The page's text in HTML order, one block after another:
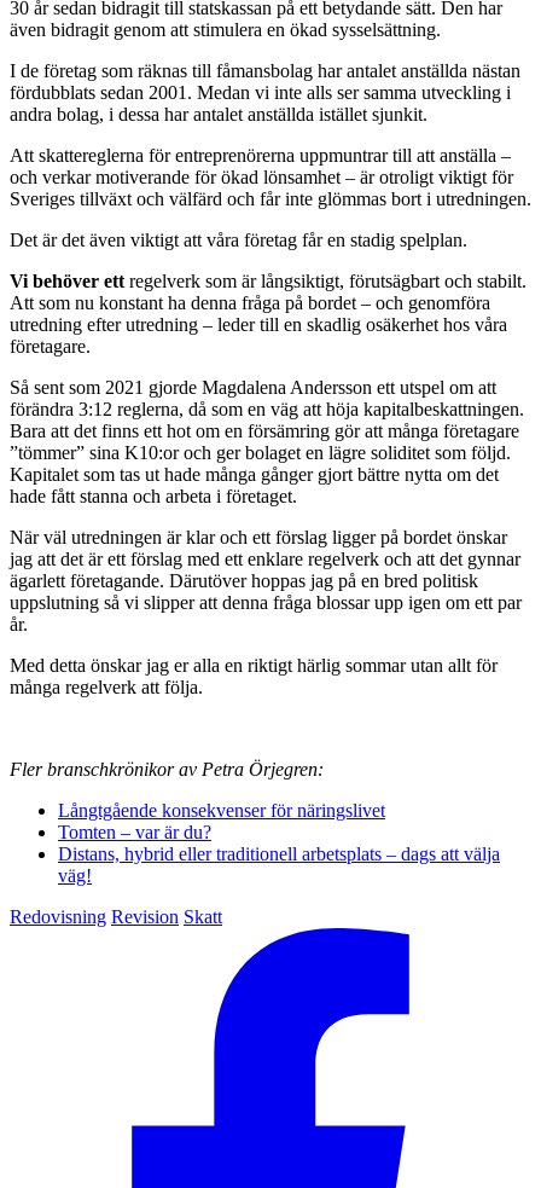
30 år sedan bidragit till statskassan på ett betydande sätt. Den har
även bidragit genom att stimulera en ökad sysselsättning.
I de företag som räknas till fåmansbolag har antalet anställda nästan
fördubblats sedan 2001. Medan vi inte alls ser samma utveckling i
andra bolag, i dessa har antalet anställda istället sjunkit.
Att skattereglerna för entreprenörerna uppmuntrar till att anställa –
och verkar motiverande för ökad lönsamhet – är otroligt viktigt för
Sveriges tillväxt och välfärd och får inte glömmas bort i utredningen.
Det är det även viktigt att våra företag får en stadig spelplan.
Vi behöver ett regelverk som är långsiktigt, förutsägbart och stabilt.
Att som nu konstant ha denna fråga på bordet – och genomföra
utredning efter utredning – leder till en skadlig osäkerhet hos våra
företagare.
Så sent som 2021 gjorde Magdalena Andersson ett utspel om att
förändra 3:12 reglerna, då som en väg att höja kapitalbeskattningen.
Bara att det finns ett hot om en försämring gör att många företagare
”tömmer” sina K10:or och ger bolaget en lägre soliditet som följd.
Kapitalet som tas ut hade många gånger gjort bättre nytta om det
hade fått stanna och arbeta i företaget.
När väl utredningen är klar och ett förslag ligger på bordet önskar
jag att det är ett förslag med ett enklare regelverk och att det gynnar
ägarlett företagande. Därutöver hoppas jag på en bred politisk
uppslutning så vi slipper att denna fråga blossar upp igen om ett par
år.
Med detta önskar jag er alla en riktigt härlig sommar utan allt för
många regelverk att följa.
Fler branschkrönikor av Petra Örjegren:
Långtgående konsekvenser för näringslivet
Tomten – var är du?
Distans, hybrid eller traditionell arbetsplats – dags att välja
väg!
Redovisning Revision Skatt